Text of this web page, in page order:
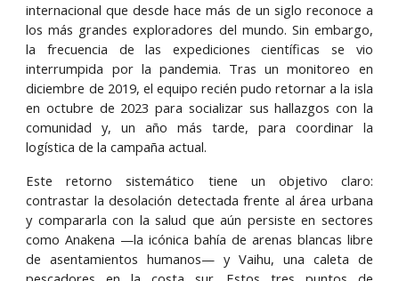
internacional que desde hace más de un siglo reconoce a
los más grandes exploradores del mundo. Sin embargo,
la frecuencia de las expediciones científicas se vio
interrumpida por la pandemia. Tras un monitoreo en
diciembre de 2019, el equipo recién pudo retornar a la isla
en octubre de 2023 para socializar sus hallazgos con la
comunidad y, un año más tarde, para coordinar la
logística de la campaña actual.
Este retorno sistemático tiene un objetivo claro:
contrastar la desolación detectada frente al área urbana
y compararla con la salud que aún persiste en sectores
como Anakena —la icónica bahía de arenas blancas libre
de asentamientos humanos— y Vaihu, una caleta de